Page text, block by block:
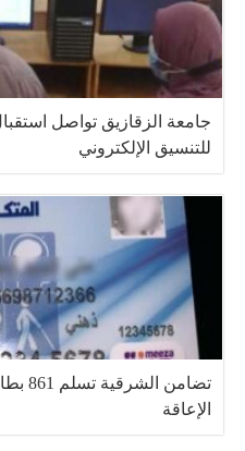
جامعة الزقازيق تواصل
للتنسيق الإلكتروني
تضامن
الإعاقة